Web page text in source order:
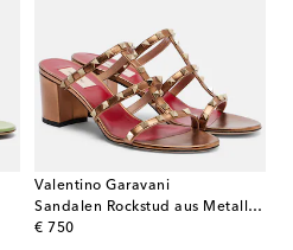
Valentino Garavani
Sandalen Rockstud aus Metallic-Leder
€ 750
original price